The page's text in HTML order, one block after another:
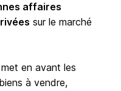
affaires
sur le marché
en avant les
à vendre,